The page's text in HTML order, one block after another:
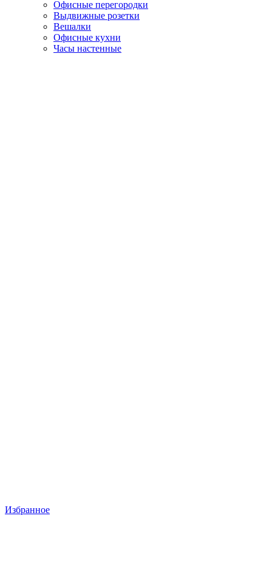
Офисные перегородки
Выдвижные розетки
Вешалки
Офисные кухни
Часы настенные
Избранное